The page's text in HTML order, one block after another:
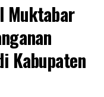
Muktabar
Kabupaten